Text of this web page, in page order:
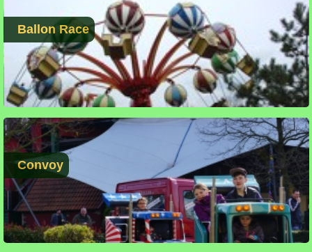
Ballon Race
Convoy